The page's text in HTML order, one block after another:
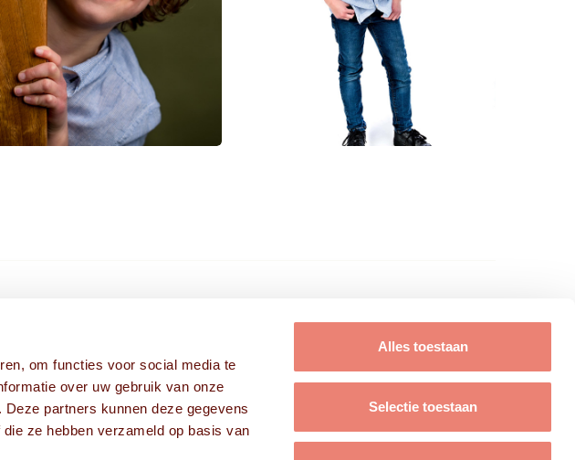
om functies voor social media te
over uw gebruik van onze
partners kunnen deze gegevens
ze hebben verzameld op basis van
Alles toestaan
Selectie toestaan
Modellen
Acteurs
Campagnes